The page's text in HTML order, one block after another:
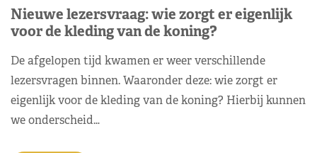
Nieuwe lezersvraag: wie zorgt er eigenlijk
voor de kleding van de koning?
De afgelopen tijd kwamen er weer verschillende
lezersvragen binnen. Waaronder deze: wie zorgt er
eigenlijk voor de kleding van de koning? Hierbij kunnen
we onderscheid…